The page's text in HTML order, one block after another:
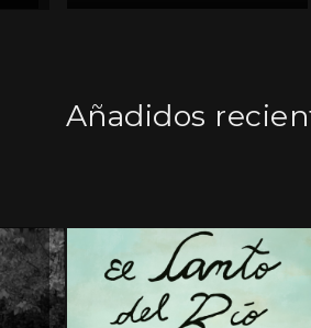
Añadidos